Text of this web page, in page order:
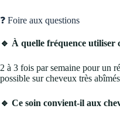
❓ Foire aux questions
🔹 À quelle fréquence utiliser
2 à 3 fois par semaine pour un
possible sur cheveux très
🔹 Ce soin convient-il aux